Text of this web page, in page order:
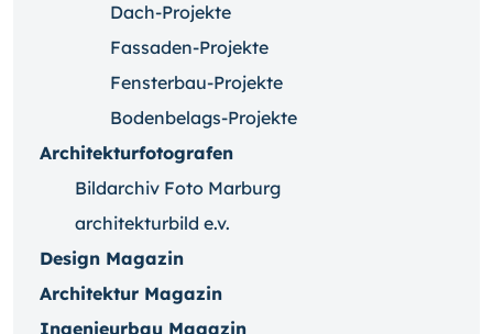
Dach-Projekte
Fassaden-Projekte
Fensterbau-Projekte
Bodenbelags-Projekte
Architekturfotografen
Bildarchiv Foto Marburg
architekturbild e.v.
Design Magazin
Architektur Magazin
Ingenieurbau Magazin